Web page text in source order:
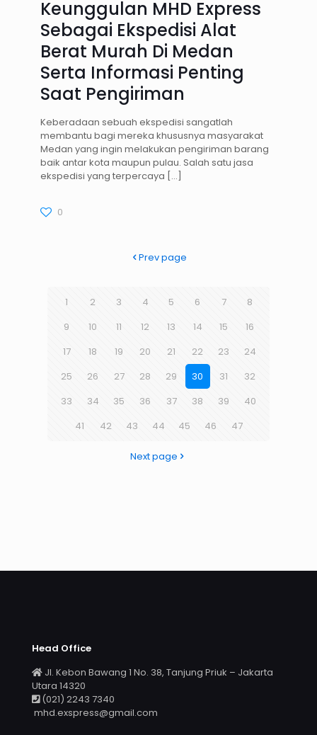
Keunggulan MHD Express
Sebagai Ekspedisi Alat
Berat Murah Di Medan
Serta Informasi Penting
Saat Pengiriman
Keberadaan sebuah ekspedisi sangatlah
membantu bagi mereka khususnya masyarakat
Medan yang ingin melakukan pengiriman barang
baik antar kota maupun pulau. Salah satu jasa
ekspedisi yang terpercaya […]
0
Prev page
1 2 3 4 5 6 7
8
9
10 11 12 13 14 15
16
17
18 19 20 21 22 23
24
25
26 27 28 29 30 31
32
33
34 35 36 37 38 39
40
41
42 43 44 45 46 47
Next page
Head Office
Jl. Kebon Bawang 1 No. 38, Tanjung Priuk – Jakarta
Utara 14320
(021) 2243 7340
mhd.exspress@gmail.com